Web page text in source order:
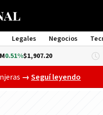
Legales Negocios
Gobierno busca
→Seguí leyendo